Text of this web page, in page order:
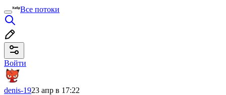
Все потоки
Войти
denis-1923 апр в 17:22